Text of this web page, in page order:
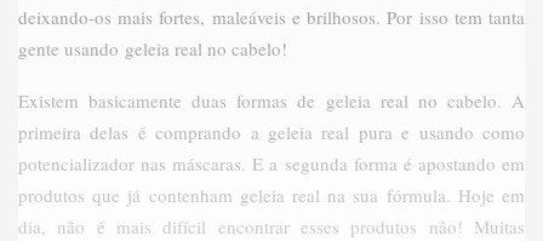
deixando-os mais fortes, maleáveis e brilhosos. Por isso tem tanta
gente usando geleia real no cabelo!
Existem basicamente duas formas de geleia real no cabelo. A
primeira delas é comprando a geleia real pura e usando como
potencializador nas máscaras. E a segunda forma é apostando em
produtos que já contenham geleia real na sua fórmula. Hoje em
dia, não é mais difícil encontrar esses produtos não! Muitas